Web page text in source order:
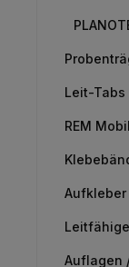
Leit-
REM
Aufkleber
Auflagen